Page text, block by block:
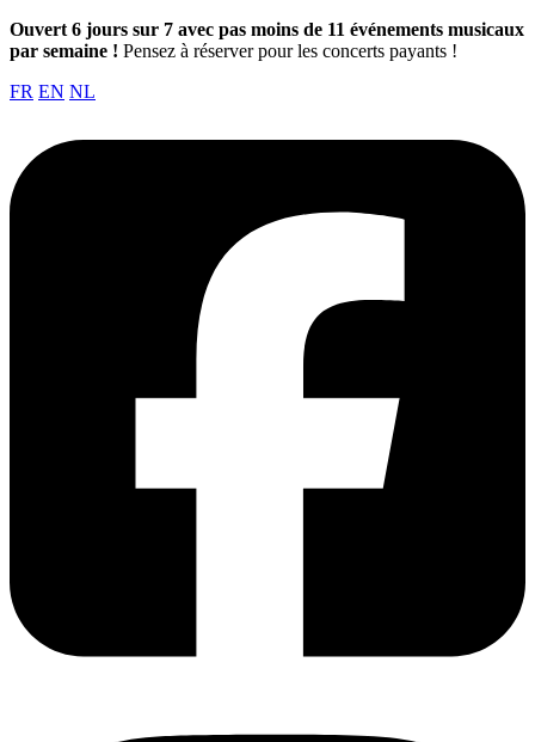
Ouvert 6 jours sur 7 avec pas moins de 11 événements musicaux
par semaine ! Pensez à réserver pour les concerts payants !
FR EN NL